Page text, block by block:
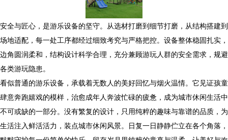
安全与匠心，是游乐设备的坚守。从选材打磨到细节打磨，从结构搭建到
场地适配，每一处工序都经过细致考究与严格把控。设备整体稳固扎实，
边角圆润柔和，结构设计科学合理，充分兼顾游玩人群的安全需求，规避
各类游玩隐患。
看似普通的游乐设备，承载着无数人的美好回忆与烟火温情。它见证孩童
肆意奔跑嬉戏的模样，治愈成年人奔波忙碌的疲惫，成为城市休闲生活中
不可或缺的一部分。没有繁复的设计，只用纯粹的趣味与靠谱的品质，为
生活注入鲜活活力，装点城市休闲风景。日复一日静静伫立在各个角落，